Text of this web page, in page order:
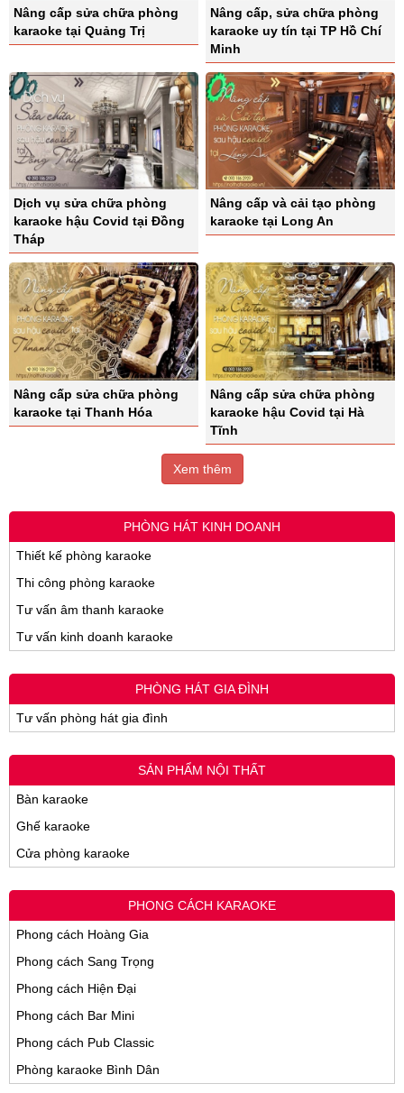
Nâng cấp sửa chữa phòng
karaoke tại Quảng Trị
Nâng cấp, sửa chữa phòng
karaoke uy tín tại TP Hồ Chí
Minh
Dịch vụ sửa chữa phòng
karaoke hậu Covid tại Đồng
Tháp
Nâng cấp và cải tạo phòng
karaoke tại Long An
Nâng cấp sửa chữa phòng
karaoke tại Thanh Hóa
Nâng cấp sửa chữa phòng
karaoke hậu Covid tại Hà
Tĩnh
Xem thêm
PHÒNG HÁT KINH DOANH
Thiết kế phòng karaoke
Thi công phòng karaoke
Tư vấn âm thanh karaoke
Tư vấn kinh doanh karaoke
PHÒNG HÁT GIA ĐÌNH
Tư vấn phòng hát gia đình
SẢN PHẨM NỘI THẤT
Bàn karaoke
Ghế karaoke
Cửa phòng karaoke
PHONG CÁCH KARAOKE
Phong cách Hoàng Gia
Phong cách Sang Trọng
Phong cách Hiện Đại
Phong cách Bar Mini
Phong cách Pub Classic
Phòng karaoke Bình Dân